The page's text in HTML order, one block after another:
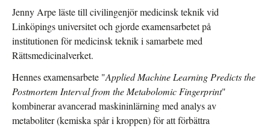
Jenny Arpe läste till civilingenjör medicinsk teknik vid
Linköpings universitet och gjorde examensarbetet på
institutionen för medicinsk teknik i samarbete med
Rättsmedicinalverket.
Hennes examensarbete "Applied Machine Learning Predicts the
Postmortem Interval from the Metabolomic Fingerprint"
kombinerar avancerad maskininlärning med analys av
metaboliter (kemiska spår i kroppen) för att förbättra